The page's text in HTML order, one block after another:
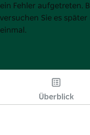
List
List
ein Fehler aufgetreten.
versuchen Sie es später
einmal.
Überblick